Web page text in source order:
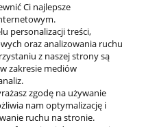
Ci najlepsze
personalizacji treści,
oraz analizowania ruchu
z naszej strony są
zakresie mediów
zgodę na używanie
nam optymalizację i
ruchu na stronie.